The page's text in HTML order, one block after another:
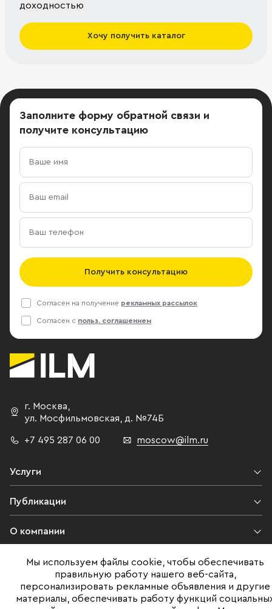
доходностью
Хочу получить каталог
Заполните форму обратной связи и
получите консультацию
Получить консультацию
Согласен на получение рекламных рассылок
Согласен с польз. соглашением
г. Москва
ул. Мосфильмовская,
д. №74Б
+7 495 287 06 00 moscow@ilm.ru
Услуги
Публикации
О компании
Контакты
Юридическая информация
Мы используем файлы cookie, чтобы обеспечивать
правильную работу нашего веб-сайта,
персонализировать рекламные объявления и другие
материалы, обеспечивать работу функций